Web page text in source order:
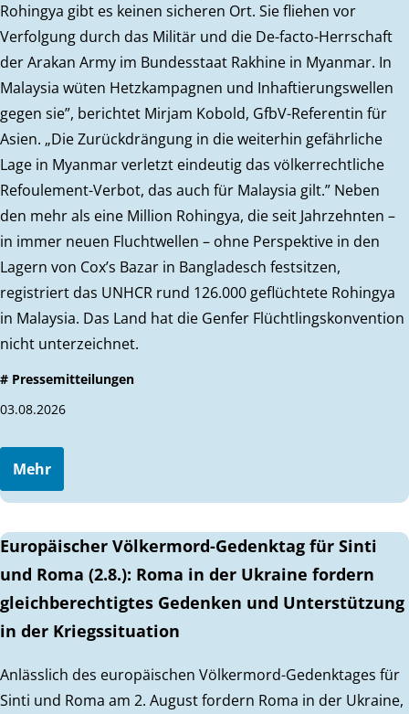
Rohingya gibt es keinen sicheren Ort. Sie fliehen vor
Verfolgung durch das Militär und die De-facto-Herrschaft
der Arakan Army im Bundesstaat Rakhine in Myanmar. In
Malaysia wüten Hetzkampagnen und Inhaftierungswellen
gegen sie”, berichtet Mirjam Kobold, GfbV-Referentin für
Asien. „Die Zurückdrängung in die weiterhin gefährliche
Lage in Myanmar verletzt eindeutig das völkerrechtliche
Refoulement-Verbot, das auch für Malaysia gilt.” Neben
den mehr als eine Million Rohingya, die seit Jahrzehnten –
in immer neuen Fluchtwellen – ohne Perspektive in den
Lagern von Cox’s Bazar in Bangladesch festsitzen,
registriert das UNHCR rund 126.000 geflüchtete Rohingya
in Malaysia. Das Land hat die Genfer Flüchtlingskonvention
nicht unterzeichnet.
# Pressemitteilungen
03.08.2026
Mehr
Europäischer Völkermord-Gedenktag für Sinti
und Roma (2.8.): Roma in der Ukraine fordern
gleichberechtigtes Gedenken und Unterstützung
in der Kriegssituation
Anlässlich des europäischen Völkermord-Gedenktages für
Sinti und Roma am 2. August fordern Roma in der Ukraine,